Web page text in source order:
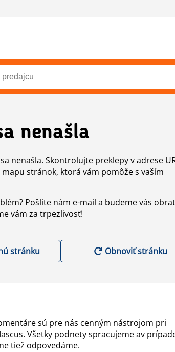
nenašla
nenašla. Skontrolujte preklepy v adrese
stránok, ktorá vám pomôže s vaším
Pošlite nám e-mail a budeme vás
vám za trpezlivosť!
stránku Obnoviť stránku
sú pre nás cenným nástrojom pri
Všetky podnety spracujeme av
tiež odpovedáme.